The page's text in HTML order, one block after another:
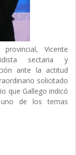
Vicente
sectaria y
ante la actitud
solicitado
que Gallego indicó
de los temas